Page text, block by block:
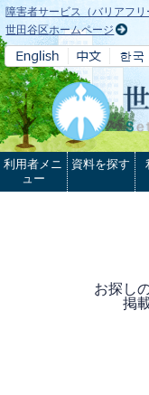
本文へ
障害者サービス（バリアフリ
世田谷区ホームページ
利用者メニ
ュー
資料を探す
お探し
掲